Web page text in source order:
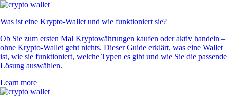
Was ist eine Krypto-Wallet und wie funktioniert sie?
Ob Sie zum ersten Mal Kryptowährungen kaufen oder aktiv handeln –
ohne Krypto-Wallet geht nichts. Dieser Guide erklärt, was eine Wallet
ist, wie sie funktioniert, welche Typen es gibt und wie Sie die passende
Lösung auswählen.
Learn more